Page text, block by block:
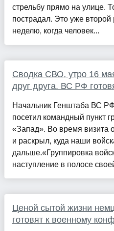
стрельбу прямо на улице.
пострадал. Это уже второй
неделю, когда человек...
Сводка СВО, утро 16
друг друга. ВС РФ
Начальник Генштаба ВС
посетил командный пункт
«Запад». Во время визита
и раскрыл, куда наши
дальше.«Группировка
наступление в полосе
Ценой сытой жизни
готовят к военному